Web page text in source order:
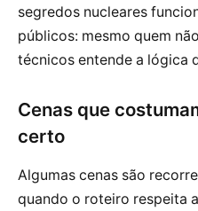
segredos nucleares
públicos: mesmo quem
técnicos entende a lógica
Cenas que
certo
Algumas cenas são
quando o roteiro respeita